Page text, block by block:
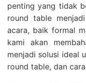
penting yang tidak
round table
acara, baik formal
kami akan
menjadi solusi ideal
round table, dan